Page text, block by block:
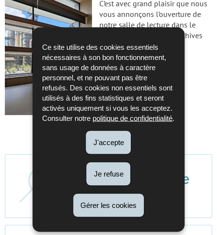
Ce site utilise des cookies essentiels
nécessaires à son bon fonctionnement,
sans usage de données à caractère
personnel, et ne pouvant pas être
refusés. Des cookies non essentiels sont
utilisés à des fins statistiques et seront
activés uniquement si vous les acceptez.
Consulter notre politique de confidentialité.
J'accepte
Je refuse
Gérer les cookies
C’est avec grand plaisir que nous
vous annonçons l’ouverture de
notre salle de lecture dans le
nouveau bâtiment des Archives
nationales à Esch-Belval.
Portail de recherche
des ANLux